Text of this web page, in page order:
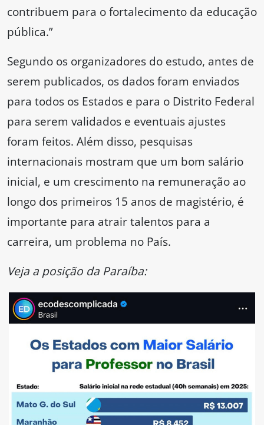
contribuem para o fortalecimento da educação
pública.”
Segundo os organizadores do estudo, antes de
serem publicados, os dados foram enviados
para todos os Estados e para o Distrito Federal
para serem validados e eventuais ajustes
foram feitos. Além disso, pesquisas
internacionais mostram que um bom salário
inicial, e um crescimento na remuneração ao
longo dos primeiros 15 anos de magistério, é
importante para atrair talentos para a
carreira, um problema no País.
Veja a posição da Paraíba: